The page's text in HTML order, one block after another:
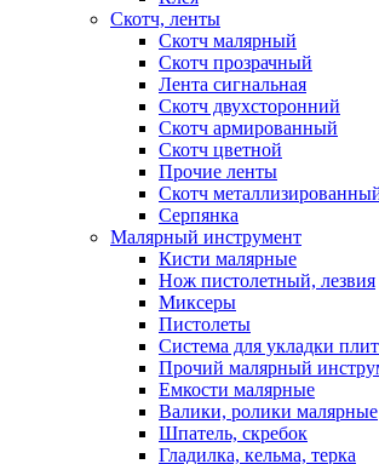
Скотч, ленты
Скотч малярный
Скотч прозрачный
Лента сигнальная
Скотч двухсторонний
Скотч армированный
Скотч цветной
Прочие ленты
Скотч
Серпянка
Малярный инструмент
Кисти малярные
Нож пистолетный, лезвия
Миксеры
Пистолеты
Система для укладки
Прочий малярный
Емкости малярные
Валики, ролики малярные
Шпатель, скребок
Гладилка, кельма, терка